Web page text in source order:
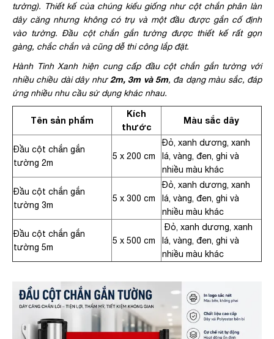
tường). Thiết kế của chúng kiểu giống như cột chắn phân làn
dây căng nhưng không có trụ và một đầu được gắn cố định
vào tường. Đầu cột chắn gắn tường được thiết kế rất gọn
gàng, chắc chắn và cũng dễ thi công lắp đặt.
Hành Tinh Xanh hiện cung cấp đầu cột chắn gắn tường với
nhiều chiều dài dây như2m, 3m và 5m, đa dạng màu sắc, đáp
ứng nhiều nhu cầu sử dụng khác nhau.
Tên sản phẩm
Kích
thước
Màu sắc dây
Đầu cột chắn gắn
tường 2m
5 x 200 cm
Đỏ, xanh dương, xanh
lá, vàng, đen, ghi và
nhiều màu khác
Đầu cột chắn gắn
tường 3m
5 x 300 cm
Đỏ, xanh dương, xanh
lá, vàng, đen, ghi và
nhiều màu khác
Đầu cột chắn gắn
tường 5m
5 x 500 cm
Đỏ, xanh dương, xanh
lá, vàng, đen, ghi và
nhiều màu khác